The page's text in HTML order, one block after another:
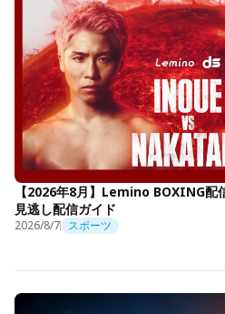
【2026年8月】Lemino BOXING配
見逃し配信ガイド
2026/8/7 スポーツ